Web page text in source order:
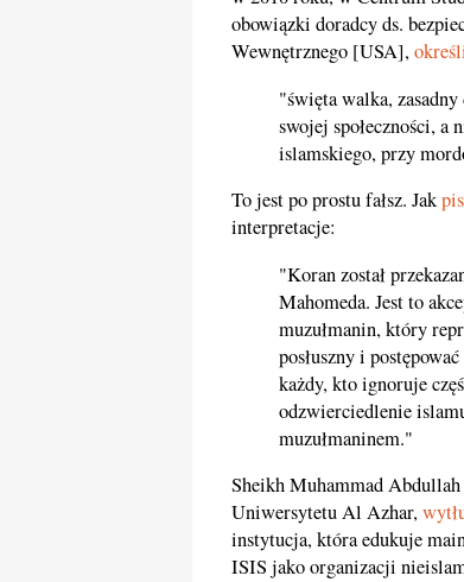
obowiązki doradcy ds.
Wewnętrznego [USA],
"święta walka,
swojej społeczności, a
islamskiego, przy
To jest po prostu fałsz. Jak
interpretacje:
"Koran został
Mahomeda. Jest to
muzułmanin, który
posłuszny i
każdy, kto ignoruje
odzwierciedlenie
muzułmaninem."
Sheikh Muhammad
Uniwersytetu Al Azhar,
instytucja, która edukuje
ISIS jako organizacji